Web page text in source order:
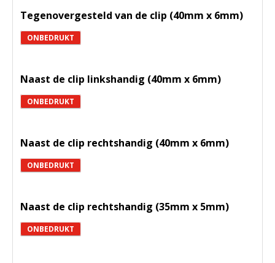
Tegenovergesteld van de clip (40mm x 6mm)
ONBEDRUKT
Naast de clip linkshandig (40mm x 6mm)
ONBEDRUKT
Naast de clip rechtshandig (40mm x 6mm)
ONBEDRUKT
Naast de clip rechtshandig (35mm x 5mm)
ONBEDRUKT